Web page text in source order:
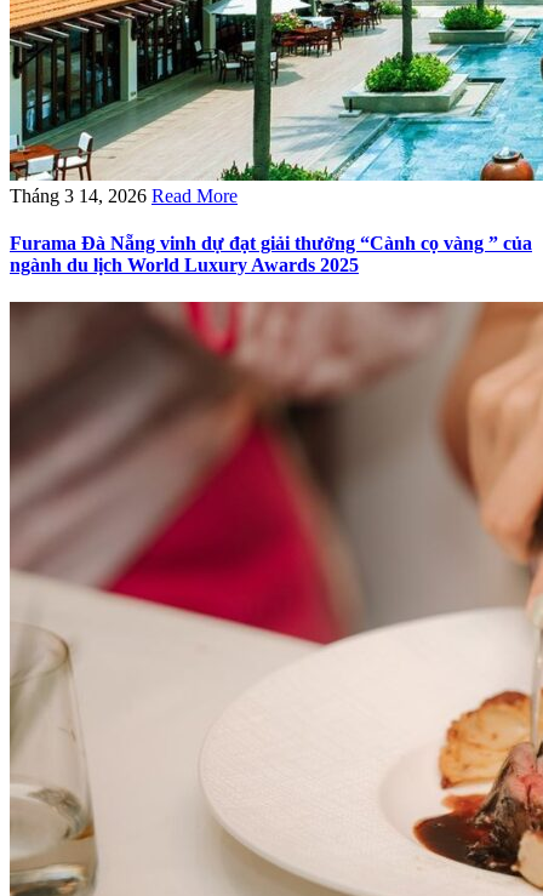
Tháng 3 14, 2026 Read More
Furama Đà Nẵng vinh dự đạt giải thưởng “Cành cọ vàng ” của
ngành du lịch World Luxury Awards 2025